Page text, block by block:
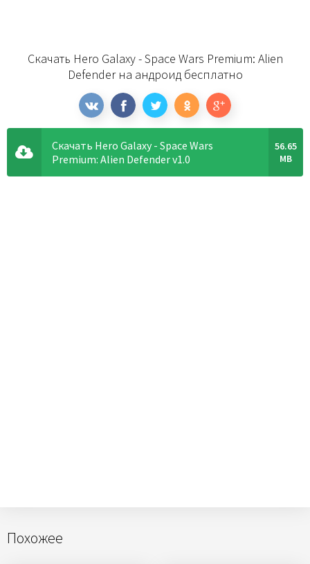
Скачать Hero Galaxy - Space Wars Premium: Alien
Defender на андроид бесплатно
Скачать Hero Galaxy - Space Wars
Premium: Alien Defender v1.0
56.65
MB
Похожее